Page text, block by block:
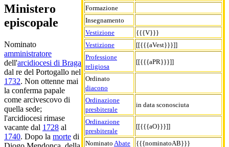
Formazione
Insegnamento
Vestizione
{{{V}}}
Vestizione
[[{{{aVest}}}]]
Professione
religiosa
[[{{{aPR}}}]]
Ordinato
diacono
Ordinazione
presbiterale
in data sconosciuta
Ordinazione
presbiterale
[[{{{aO}}}]]
Nominato Abate
{{{nominatoAB}}}
Ministero
episcopale
Nominato
amministratore
dell'arcidiocesi di Braga
dal re del Portogallo nel
1732. Non ottenne mai
la conferma papale
come arcivescovo di
quella sede;
l'arcidiocesi rimase
vacante dal 1728 al
1740. Dopo la morte di